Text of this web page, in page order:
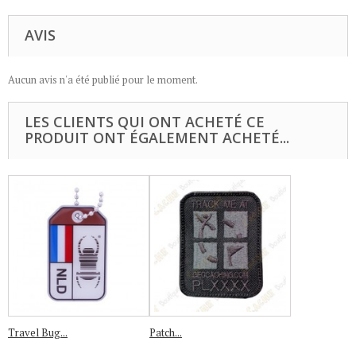
AVIS
Aucun avis n'a été publié pour le moment.
LES CLIENTS QUI ONT ACHETÉ CE
PRODUIT ONT ÉGALEMENT ACHETÉ...
Travel Bug...
Patch...